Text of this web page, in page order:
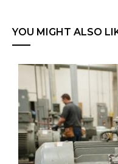
YOU MIGHT ALSO